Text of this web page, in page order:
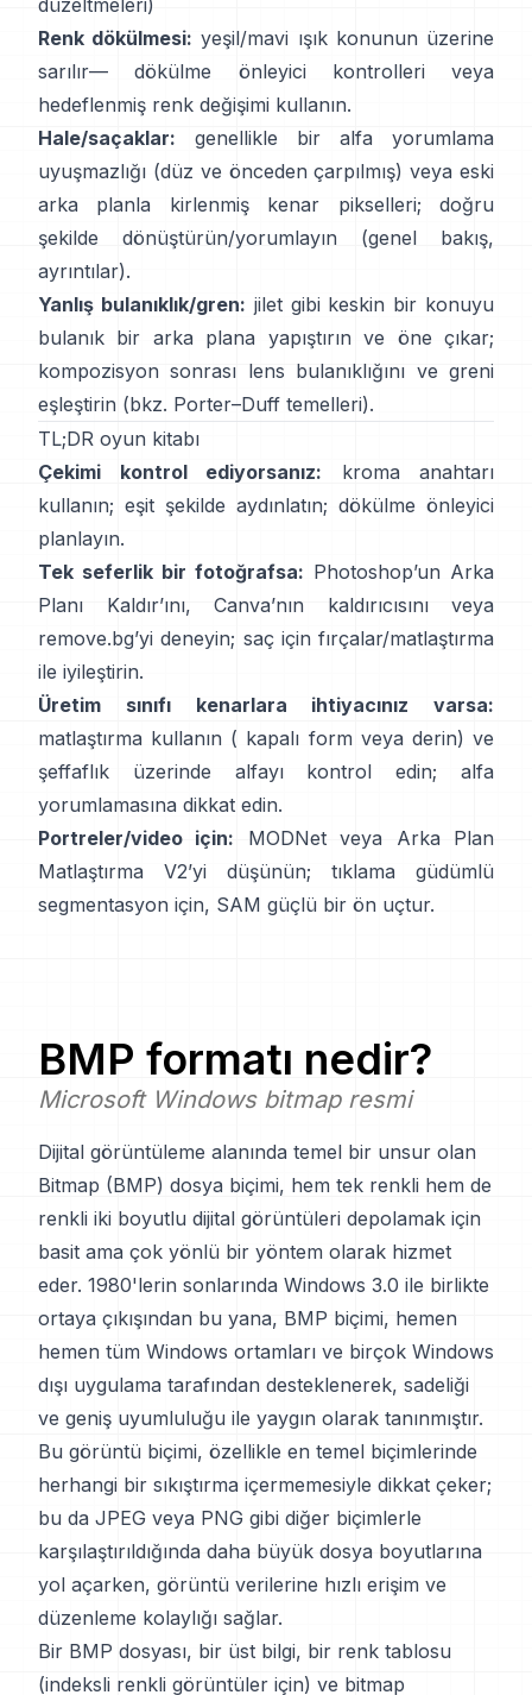
düzeltmeleri)
Renk dökülmesi: yeşil/mavi ışık konunun üzerine
sarılır—
dökülme önleyici kontrolleri veya
hedeflenmiş renk değişimi kullanın.
Hale/saçaklar: genellikle bir alfa yorumlama
uyuşmazlığı (düz ve önceden çarpılmış) veya eski
arka planla kirlenmiş kenar pikselleri; doğru
şekilde dönüştürün/yorumlayın
(genel bakış,
ayrıntılar).
Yanlış bulanıklık/gren: jilet gibi keskin bir konuyu
bulanık bir arka plana yapıştırın ve öne çıkar;
kompozisyon sonrası lens bulanıklığını ve greni
eşleştirin (bkz. Porter–Duff temelleri).
TL;DR oyun kitabı
Çekimi kontrol ediyorsanız: kroma anahtarı
kullanın; eşit şekilde aydınlatın; dökülme önleyici
planlayın.
Tek seferlik bir fotoğrafsa: Photoshop’un Arka
Planı Kaldır’ını, Canva’nın kaldırıcısınıveya
remove.bg’yi deneyin; saç için fırçalar/matlaştırma
ile iyileştirin.
Üretim sınıfı kenarlara ihtiyacınız varsa:
matlaştırma kullanın ( kapalı form veya derin) ve
şeffaflık üzerinde alfayı kontrol edin;
alfa
yorumlamasına dikkat edin.
Portreler/video için:
MODNetveya
Arka Plan
Matlaştırma V2’yi düşünün; tıklama güdümlü
segmentasyon için, SAM güçlü bir ön uçtur.
BMP formatı nedir?
Microsoft Windows bitmap resmi
Dijital görüntüleme alanında temel bir unsur olan
Bitmap (BMP) dosya biçimi, hem tek renkli hem de
renkli iki boyutlu dijital görüntüleri depolamak için
basit ama çok yönlü bir yöntem olarak hizmet
eder. 1980'lerin sonlarında Windows 3.0 ile birlikte
ortaya çıkışından bu yana, BMP biçimi, hemen
hemen tüm Windows ortamları ve birçok Windows
dışı uygulama tarafından desteklenerek, sadeliği
ve geniş uyumluluğu ile yaygın olarak tanınmıştır.
Bu görüntü biçimi, özellikle en temel biçimlerinde
herhangi bir sıkıştırma içermemesiyle dikkat çeker;
bu da JPEG veya PNG gibi diğer biçimlerle
karşılaştırıldığında daha büyük dosya boyutlarına
yol açarken, görüntü verilerine hızlı erişim ve
düzenleme kolaylığı sağlar.
Bir BMP dosyası, bir üst bilgi, bir renk tablosu
(indeksli renkli görüntüler için) ve bitmap